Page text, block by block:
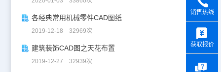
各经典常用机械零件CAD图纸
2019-12-18 32969次
建筑装饰CAD图之天花布置
2019-12-27 32939次
销售热线
获取报价